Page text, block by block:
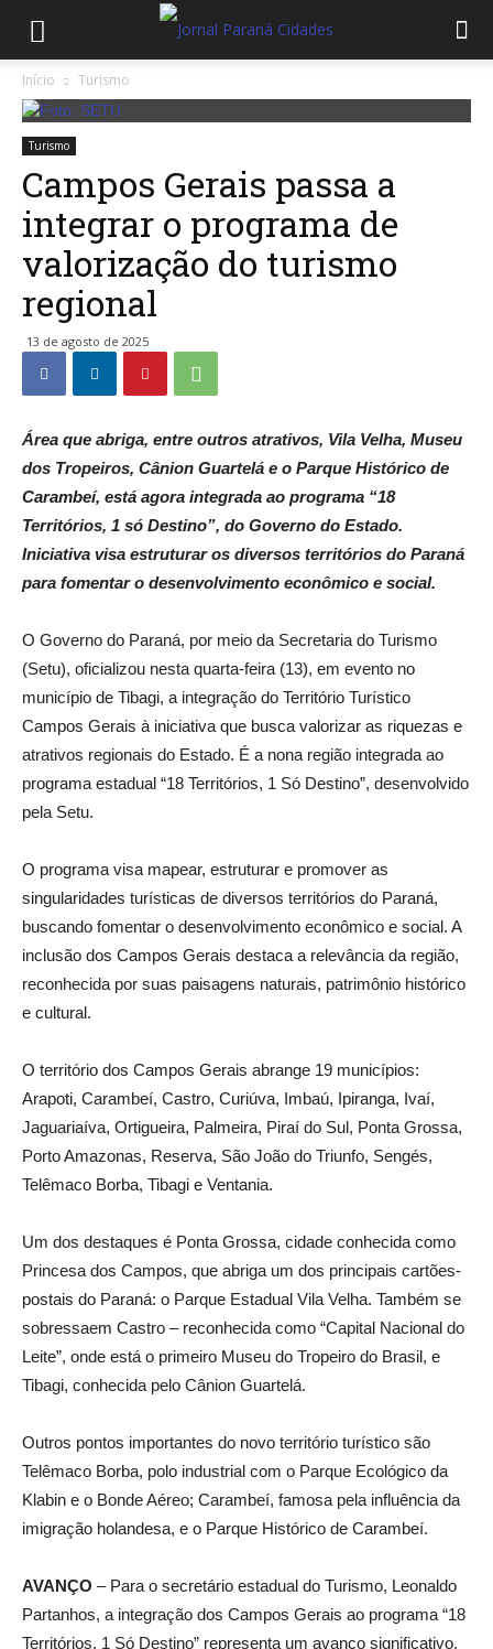
Início Turismo
Turismo
Campos Gerais passa a
integrar o programa de
valorização do turismo
regional
13 de agosto de 2025
Área que abriga, entre outros atrativos, Vila Velha, Museu
dos Tropeiros, Cânion Guartelá e o Parque Histórico de
Carambeí, está agora integrada ao programa “18
Territórios, 1 só Destino”, do Governo do Estado.
Iniciativa visa estruturar os diversos territórios do Paraná
para fomentar o desenvolvimento econômico e social.
O Governo do Paraná, por meio da Secretaria do Turismo
(Setu), oficializou nesta quarta-feira (13), em evento no
município de Tibagi, a integração do Território Turístico
Campos Gerais à iniciativa que busca valorizar as riquezas e
atrativos regionais do Estado. É a nona região integrada ao
programa estadual “18 Territórios, 1 Só Destino”, desenvolvido
pela Setu.
O programa visa mapear, estruturar e promover as
singularidades turísticas de diversos territórios do Paraná,
buscando fomentar o desenvolvimento econômico e social. A
inclusão dos Campos Gerais destaca a relevância da região,
reconhecida por suas paisagens naturais, patrimônio histórico
e cultural.
O território dos Campos Gerais abrange 19 municípios:
Arapoti, Carambeí, Castro, Curiúva, Imbaú, Ipiranga, Ivaí,
Jaguariaíva, Ortigueira, Palmeira, Piraí do Sul, Ponta Grossa,
Porto Amazonas, Reserva, São João do Triunfo, Sengés,
Telêmaco Borba, Tibagi e Ventania.
Um dos destaques é Ponta Grossa, cidade conhecida como
Princesa dos Campos, que abriga um dos principais cartões-
postais do Paraná: o Parque Estadual Vila Velha. Também se
sobressaem Castro – reconhecida como “Capital Nacional do
Leite”, onde está o primeiro Museu do Tropeiro do Brasil, e
Tibagi, conhecida pelo Cânion Guartelá.
Outros pontos importantes do novo território turístico são
Telêmaco Borba, polo industrial com o Parque Ecológico da
Klabin e o Bonde Aéreo; Carambeí, famosa pela influência da
imigração holandesa, e o Parque Histórico de Carambeí.
AVANÇO – Para o secretário estadual do Turismo, Leonaldo
Partanhos, a integração dos Campos Gerais ao programa “18
Territórios, 1 Só Destino” representa um avanço significativo.